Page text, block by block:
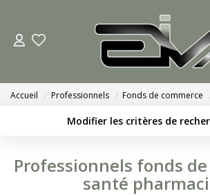
ACCUEIL
Nos Actualités
Accueil Professionnels Fonds de commerce
Modifier les critères de
Budget max
Professionnels fonds
santé